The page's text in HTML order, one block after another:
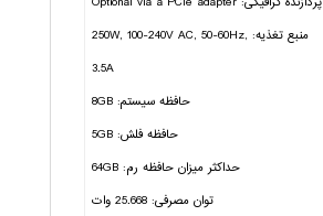
منبع تغذیه: 250W, 100-240V AC, 50-60Hz,
3.5A
حافظه سیستم: 8GB
حافظه فلش: 5GB
حداکثر میزان حافظه رم: 64GB
توان مصرفی: 25.668 وات